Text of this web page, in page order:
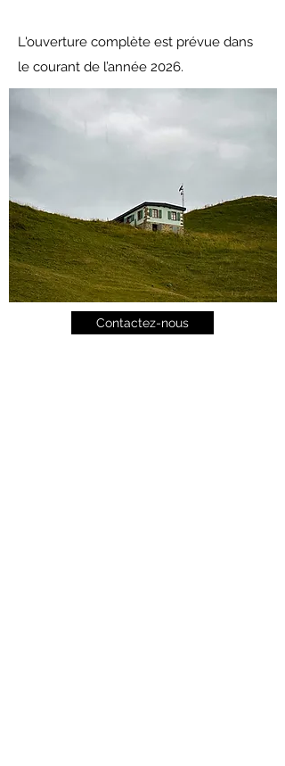
L'ouverture complète est prévue dans
le courant de l’année 2026.
Contactez-nous